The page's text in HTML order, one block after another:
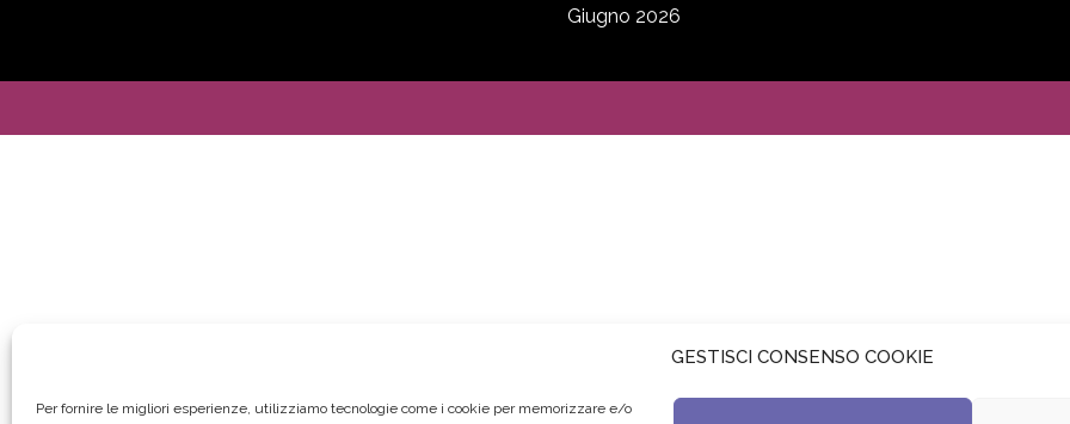
GESTISCI CONSENSO COOKIE
Per fornire le migliori esperienze, utilizziamo tecnologie come i cookie per memorizzare e/o
Giugno 2026